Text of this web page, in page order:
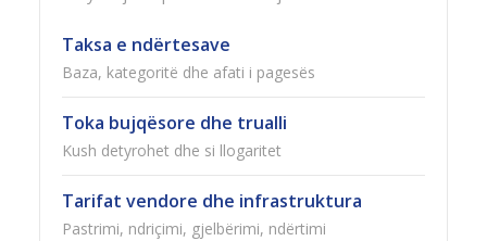
Taksa e ndërtesave
Baza, kategoritë dhe afati i pagesës
Toka bujqësore dhe trualli
Kush detyrohet dhe si llogaritet
Tarifat vendore dhe infrastruktura
Pastrimi, ndriçimi, gjelbërimi, ndërtimi